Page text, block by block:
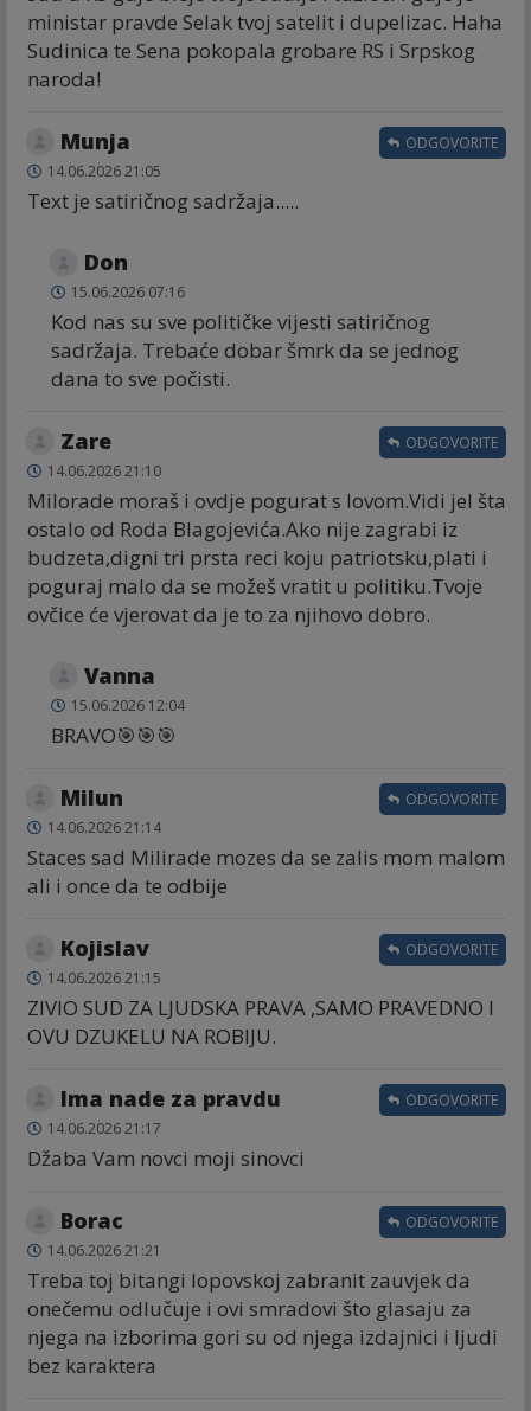
ministar pravde Selak tvoj satelit i dupelizac. Haha
Sudinica te Sena pokopala grobare RS i Srpskog
naroda!
Munja
14.06.2026 21:05
Text je satiričnog sadržaja.....
ODGOVORITE
Don
15.06.2026 07:16
Kod nas su sve političke vijesti satiričnog
sadržaja. Trebaće dobar šmrk da se jednog
dana to sve počisti.
Zare
14.06.2026 21:10
Milorade moraš i ovdje pogurat s lovom.Vidi jel šta
ostalo od Roda Blagojevića.Ako nije zagrabi iz
budzeta,digni tri prsta reci koju patriotsku,plati i
poguraj malo da se možeš vratit u politiku.Tvoje
ovčice će vjerovat da je to za njihovo dobro.
ODGOVORITE
Vanna
15.06.2026 12:04
BRAVO🎯🎯🎯
Milun
14.06.2026 21:14
Staces sad Milirade mozes da se zalis mom malom
ali i once da te odbije
ODGOVORITE
Kojislav
14.06.2026 21:15
ZIVIO SUD ZA LJUDSKA PRAVA ,SAMO PRAVEDNO I
OVU DZUKELU NA ROBIJU.
ODGOVORITE
Ima nade za pravdu
14.06.2026 21:17
Džaba Vam novci moji sinovci
ODGOVORITE
Borac
14.06.2026 21:21
Treba toj bitangi lopovskoj zabranit zauvjek da
onečemu odlučuje i ovi smradovi što glasaju za
njega na izborima gori su od njega izdajnici i ljudi
bez karaktera
ODGOVORITE